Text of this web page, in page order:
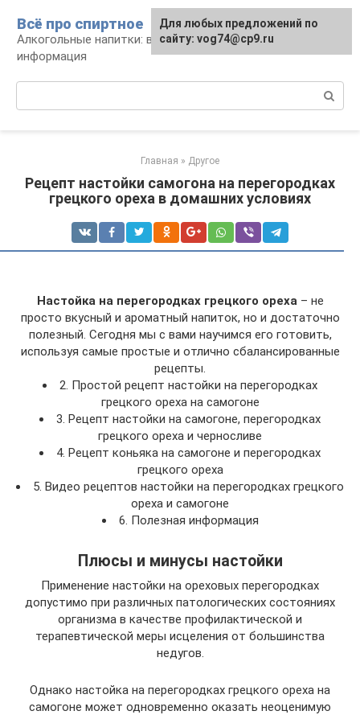
контенту
Всё про спиртное
Алкогольные напитки: виды, рецепты,
информация
Главная » Другое
Рецепт настойки самогона на перегородках
грецкого ореха в домашних условиях
Настойка на перегородках грецкого ореха– не
просто вкусный и ароматный напиток, но и достаточно
полезный. Сегодня мы с вами научимся его готовить,
используя самые простые и отлично сбалансированные
рецепты.
2. Простой рецепт настойки на перегородках
грецкого ореха на самогоне
3. Рецепт настойки на самогоне, перегородках
грецкого ореха и черносливе
4. Рецепт коньяка на самогоне и перегородках
грецкого ореха
5. Видео рецептов настойки на перегородках грецкого
ореха и самогоне
6. Полезная информация
Плюсы и минусы настойки
Применение настойки на ореховых перегородках
допустимо при различных патологических состояниях
организма в качестве профилактической и
терапевтической меры исцеления от большинства
недугов.
Однако настойка на перегородках грецкого ореха на
самогоне может одновременно оказать неоценимую
Для любых предложений по
сайту: vog74@cp9.ru